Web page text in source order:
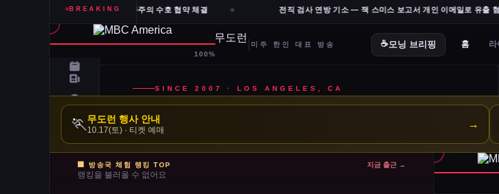
BREAKING
티 등 10개 도시 시장, 유럽과 민주주의 수호 협약 체결 전직 검사 연방 기소 — 잭 스미스 보고서 개인 이메일로 유출 혐의
🏃 무도런 행사 안내
10.17(토) · 티켓 예매
→
🏢 방송국 체험 랭킹 TOP 지금 출근 →
랭킹을 불러올 수 없어요